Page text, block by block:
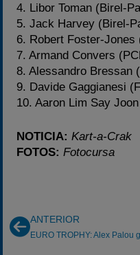
4. Libor Toman (Birel-
5. Jack Harvey (Birel-
6. Robert Foster-Jones
7. Armand Convers
8. Alessandro Bressan
9. Davide Gaggianesi
10. Aaron Lim Say
NOTICIA:Kart-a-Crak
FOTOS:Fotocursa
ANTERIOR